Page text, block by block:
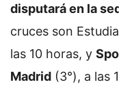
disputará en la
cruces son
las 10 horas, y
Madrid (3°), a las